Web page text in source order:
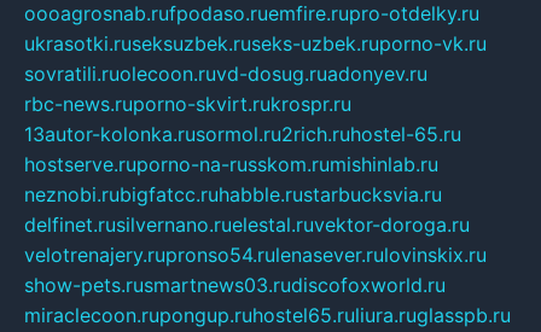
oooagrosnab.rufpodaso.ruemfire.rupro-otdelky.ru
ukrasotki.ruseksuzbek.ruseks-uzbek.ruporno-vk.ru
sovratili.ruolecoon.ruvd-dosug.ruadonyev.ru
rbc-news.ruporno-skvirt.rukrospr.ru
13autor-kolonka.rusormol.ru2rich.ruhostel-65.ru
hostserve.ruporno-na-russkom.rumishinlab.ru
neznobi.rubigfatcc.ruhabble.rustarbucksvia.ru
delfinet.rusilvernano.ruelestal.ruvektor-doroga.ru
velotrenajery.rupronso54.rulenasever.rulovinskix.ru
show-pets.rusmartnews03.rudiscofoxworld.ru
miraclecoon.rupongup.ruhostel65.ruliura.ruglasspb.ru